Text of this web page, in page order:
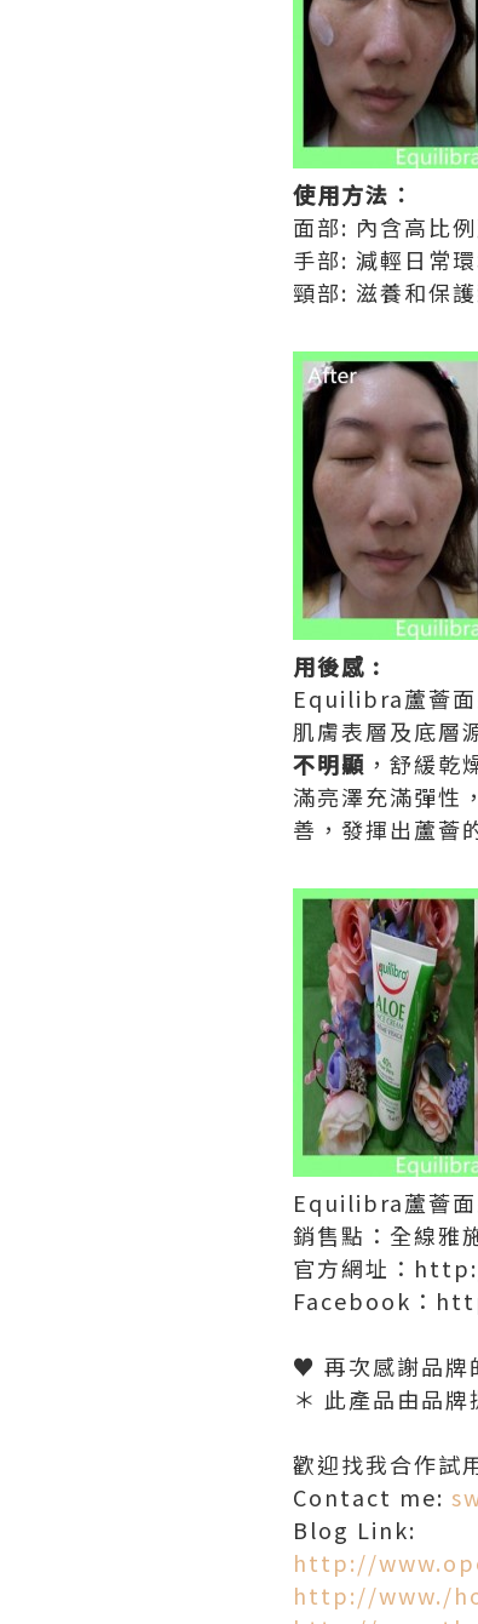
使用方法︰
面部: 內含高比
手部: 減輕日常
頸部: 滋養和保
用後感 :
Equilibra蘆薈面
肌膚表層及底層
不明顯 ，舒緩乾
滿亮澤充滿彈性
善，發揮出蘆薈
Equilibra蘆薈
銷售點：全線雅
官方網址：
Facebook：
♥ 再次感謝品牌
＊ 此產品由品牌
歡迎找我合作試
Contact me:
Blog Link:
http://
http://www./